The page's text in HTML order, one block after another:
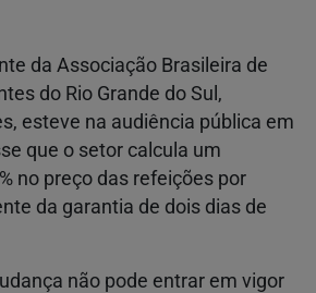
da Associação Brasileira de
do Rio Grande do Sul,
esteve na audiência pública em
que o setor calcula um
no preço das refeições por
da garantia de dois dias de
não pode entrar em vigor